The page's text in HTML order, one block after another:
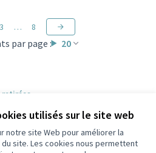
utilisés sur le site web
notre site Web pour améliorer la
site. Les cookies nous permettent
par page : 20
3 … 8